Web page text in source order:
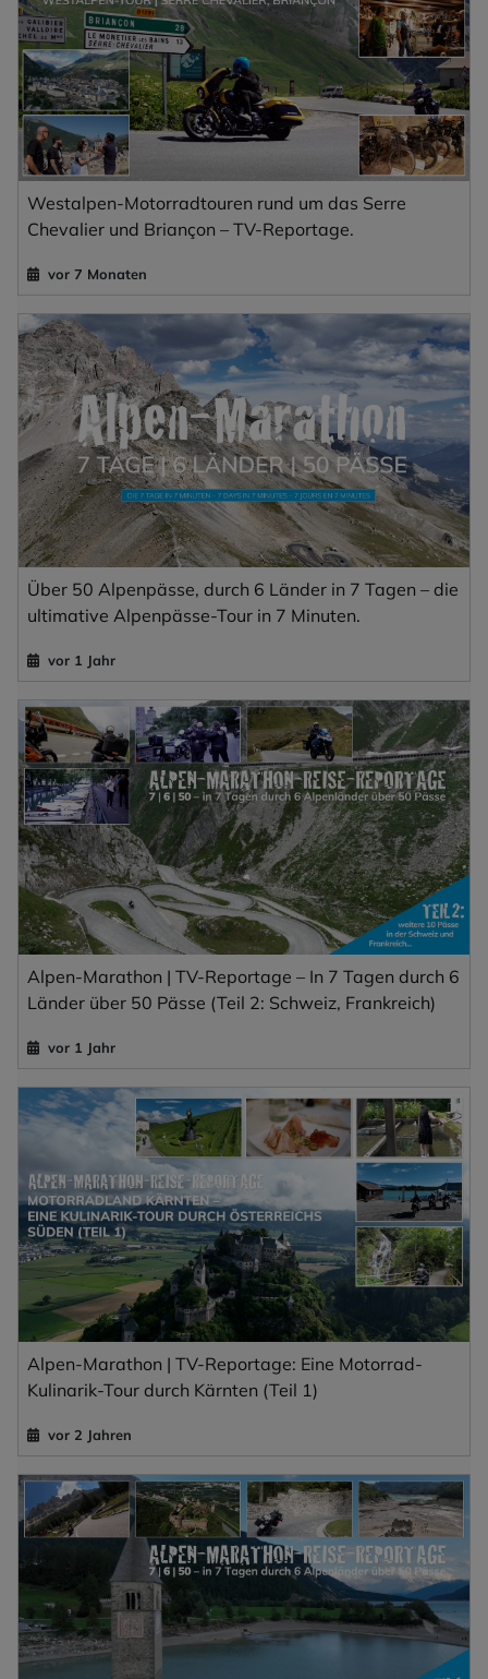
Westalpen-Motorradtouren rund um das Serre
Chevalier und Briançon – TV-Reportage.
vor 7 Monaten
Über 50 Alpenpässe, durch 6 Länder in 7 Tagen – die
ultimative Alpenpässe-Tour in 7 Minuten.
vor 1 Jahr
Alpen-Marathon | TV-Reportage – In 7 Tagen durch 6
Länder über 50 Pässe (Teil 2: Schweiz, Frankreich)
vor 1 Jahr
Alpen-Marathon | TV-Reportage: Eine Motorrad-
Kulinarik-Tour durch Kärnten (Teil 1)
vor 2 Jahren